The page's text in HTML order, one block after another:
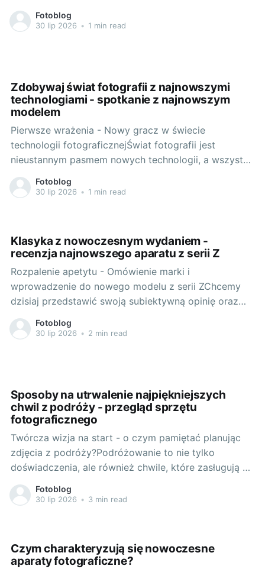
pozwala zamrozić emocje i ulotne momenty. To
medium, które sprawia, że przysłowiowe “móc
ilustruje
Fotoblog
30 lip 2026 • 1 min read
Zdobywaj świat fotografii z najnowszymi
technologiami - spotkanie z najnowszym
modelem
Pierwsze wrażenia - Nowy gracz w świecie
technologii fotograficznejŚwiat fotografii jest
nieustannym pasmem nowych technologii, a wszystko
po to, aby dostarczyć nam narzędzi, które pozwolą z
łatwością uchwycić piękno otaczającego nas świata.
Fotoblog
30 lip 2026 • 1 min read
Klasyka z nowoczesnym wydaniem -
recenzja najnowszego aparatu z serii Z
Rozpalenie apetytu - Omówienie marki i
wprowadzenie do nowego modelu z serii ZChcemy
dzisiaj przedstawić swoją subiektywną opinię oraz
fachową analizę jednego z najchętniej wybieranych
aparatów na rynku sprzętu fotograficznego.
Fotoblog
30 lip 2026 • 2 min read
Sposoby na utrwalenie najpiękniejszych
chwil z podróży - przegląd sprzętu
fotograficznego
Twórcza wizja na start - o czym pamiętać planując
zdjęcia z podróży?Podróżowanie to nie tylko
doświadczenia, ale również chwile, które zasługują na
to, aby utrwalić je na długie lata. Dobrze jest zatem
przed wyprawą rozważyć kilka kwestii, które
Fotoblog
30 lip 2026 • 3 min read
Czym charakteryzują się nowoczesne
aparaty fotograficzne?